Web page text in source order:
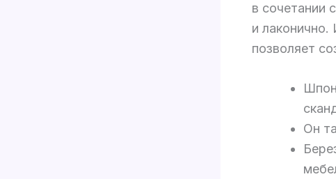
в сочетании
и лаконично.
позволяет
Он